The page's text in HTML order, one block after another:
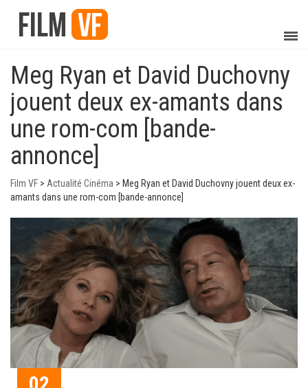
Meg Ryan et David Duchovny
jouent deux ex-amants dans
une rom-com [bande-
annonce]
Film VF > Actualité Cinéma > Meg Ryan et David Duchovny jouent deux ex-
amants dans une rom-com [bande-annonce]